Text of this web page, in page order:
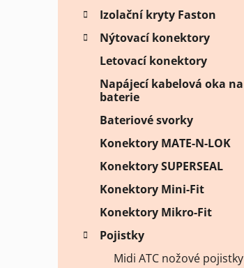
Izolační kryty Faston
Nýtovací konektory
Letovací konektory
Napájecí kabelová oka na
baterie
Bateriové svorky
Konektory MATE-N-LOK
Konektory SUPERSEAL
Konektory Mini-Fit
Konektory Mikro-Fit
Pojistky
Midi ATC nožové pojistky